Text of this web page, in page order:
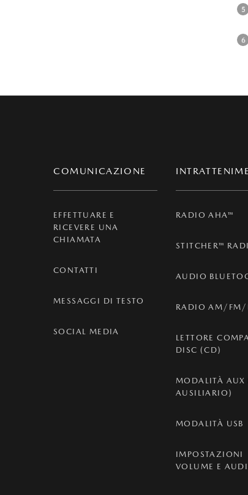
COMUNICAZIONE
EFFETTUARE E
RICEVERE UNA
CHIAMATA
CONTATTI
MESSAGGI DI TESTO
SOCIAL MEDIA
RADIO AHA™
STITCHER™
AUDIO
RADIO AM/FM/
LETTORE
DISC (CD)
MODALITÀ AUX
AUSILIARIO)
MODALITÀ USB
IMPOSTAZIONI
VOLUME E